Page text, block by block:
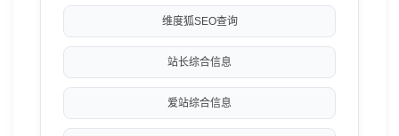
维度狐SEO查询
站长综合信息
爱站综合信息